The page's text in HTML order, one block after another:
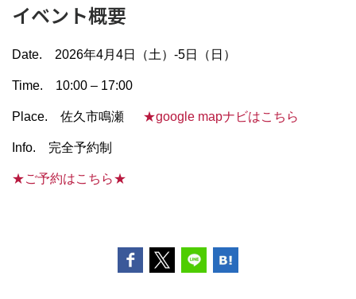
イベント概要
Date. 2026年4月4日（土）-5日（日）
Time. 10:00 – 17:00
Place. 佐久市鳴瀬 ★google mapナビはこちら
Info. 完全予約制
★ご予約はこちら★